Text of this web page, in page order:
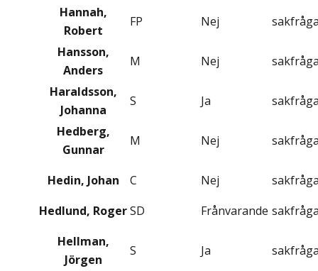
Hannah,
Robert
FP Nej
Hansson,
Anders
M Nej
Haraldsson,
Johanna
S Ja
Hedberg,
Gunnar
M Nej
Hedin, Johan C Nej
Hedlund, RogerSD Frånvarande
Hellman,
Jörgen
S Ja